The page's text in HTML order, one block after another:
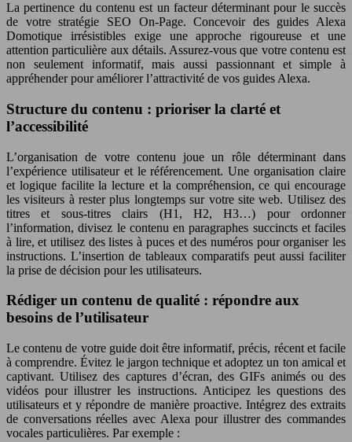
La pertinence du contenu est un facteur déterminant pour le succès
de votre stratégie SEO On-Page. Concevoir des guides Alexa
Domotique irrésistibles exige une approche rigoureuse et une
attention particulière aux détails. Assurez-vous que votre contenu est
non seulement informatif, mais aussi passionnant et simple à
appréhender pour améliorer l’attractivité de vos guides Alexa.
Structure du contenu : prioriser la clarté et
l’accessibilité
L’organisation de votre contenu joue un rôle déterminant dans
l’expérience utilisateur et le référencement. Une organisation claire
et logique facilite la lecture et la compréhension, ce qui encourage
les visiteurs à rester plus longtemps sur votre site web. Utilisez des
titres et sous-titres clairs (H1, H2, H3…) pour ordonner
l’information, divisez le contenu en paragraphes succincts et faciles
à lire, et utilisez des listes à puces et des numéros pour organiser les
instructions. L’insertion de tableaux comparatifs peut aussi faciliter
la prise de décision pour les utilisateurs.
Rédiger un contenu de qualité : répondre aux
besoins de l’utilisateur
Le contenu de votre guide doit être informatif, précis, récent et facile
à comprendre. Évitez le jargon technique et adoptez un ton amical et
captivant. Utilisez des captures d’écran, des GIFs animés ou des
vidéos pour illustrer les instructions. Anticipez les questions des
utilisateurs et y répondre de manière proactive. Intégrez des extraits
de conversations réelles avec Alexa pour illustrer des commandes
vocales particulières. Par exemple :